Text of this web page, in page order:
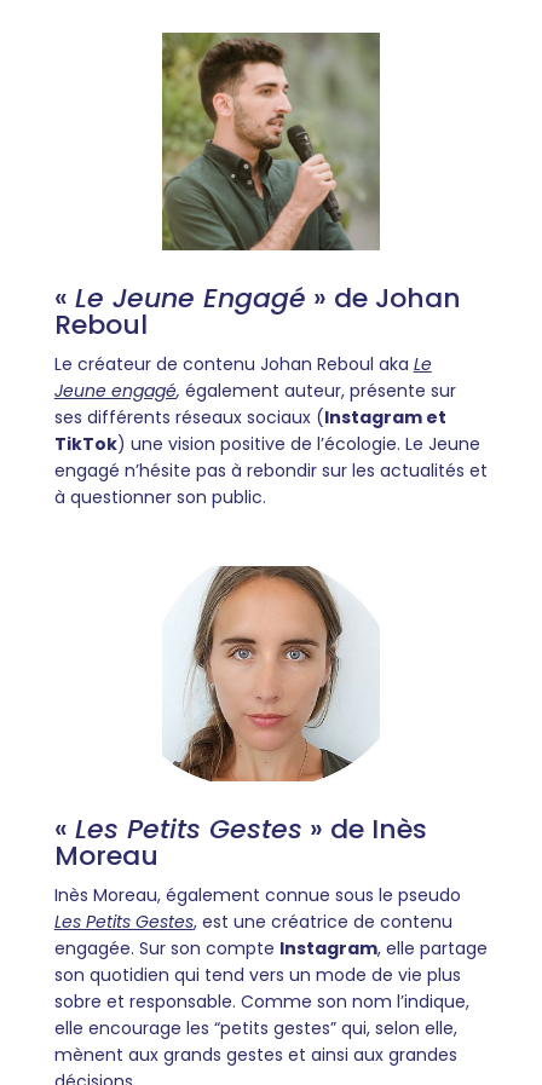
« Le Jeune Engagé » de Johan
Reboul
Le créateur de contenu Johan Reboul aka Le
Jeune engagé, également auteur, présente sur
ses différents réseaux sociaux (Instagram et
TikTok) une vision positive de l’écologie. Le Jeune
engagé n’hésite pas à rebondir sur les actualités et
à questionner son public.
« Les Petits Gestes » de Inès
Moreau
Inès Moreau, également connue sous le pseudo
Les Petits Gestes, est une créatrice de contenu
engagée. Sur son compte Instagram, elle partage
son quotidien qui tend vers un mode de vie plus
sobre et responsable. Comme son nom l’indique,
elle encourage les “petits gestes” qui, selon elle,
mènent aux grands gestes et ainsi aux grandes